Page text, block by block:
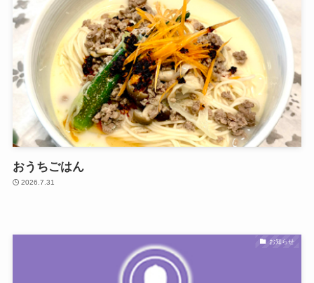
おうちごはん
2026.7.31
お知らせ